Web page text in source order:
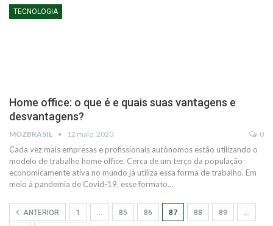
TECNOLOGIA
Home office: o que é e quais suas vantagens e
desvantagens?
MOZBRASIL 12 maio, 2020 0
Cada vez mais empresas e profissionais autônomos estão utilizando o
modelo de trabalho home office. Cerca de um terço da população
economicamente ativa no mundo já utiliza essa forma de trabalho. Em
meio à pandemia de Covid-19, esse formato…
ANTERIOR 1 … 85 86 87 88 89 …